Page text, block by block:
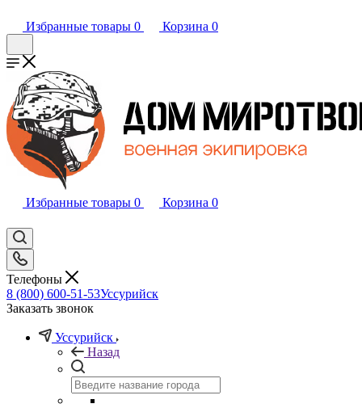
Избранные товары 0 Корзина 0
Избранные товары 0 Корзина 0
Телефоны
8 (800) 600-51-53Уссурийск
Заказать звонок
Уссурийск
Назад